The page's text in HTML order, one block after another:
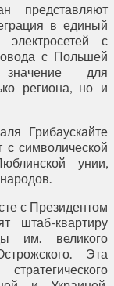
представляют
в единый
электросетей с
с Польшей
для
региона, но и
Грибаускайте
с символической
унии,
с Президентом
штаб-квартиру
им. великого
Эта